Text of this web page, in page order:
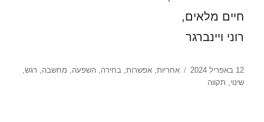
חיים מלאים,
רוני ויינברגר
פורסם
בתאריך
12 באפריל 2024 תגיות
אחריות,אפשרות,בחירה,השפעה, מחשבה, רגש,
שינוי, תקווה